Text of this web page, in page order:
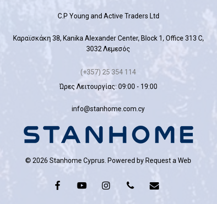
C.P Young and Active Traders Ltd
Καραϊσκάκη 38, Kanika Alexander Center, Block 1, Office 313 C,
3032 Λεμεσός
(+357) 25 354 114
Ώρες Λειτουργίας: 09:00 - 19:00
info@stanhome.com.cy
© 2026 Stanhome Cyprus. Powered by Request a Web
facebookyoutube instagramphone email